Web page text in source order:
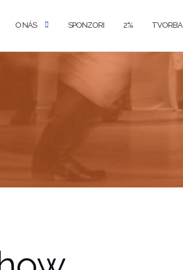
O NÁS SPONZORI 2% TVORBA